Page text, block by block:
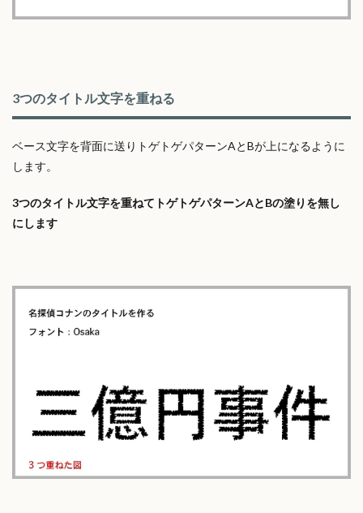
3つのタイトル文字を重ねる
ベース文字を背面に送りトゲトゲパターンAとBが上になるように
します。
3つのタイトル文字を重ねてトゲトゲパターンAとBの塗りを無し
にします